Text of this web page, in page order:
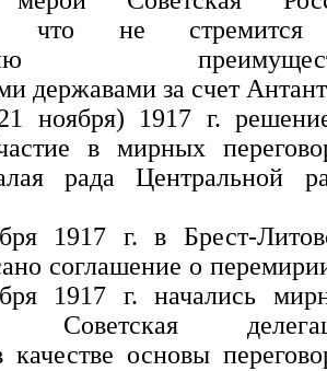
что не
державами за счет
ноября) 1917 г.
в мирных
рада Центральной
1917 г. в Брест-
соглашение о
1917 г. начались
Советская
основы